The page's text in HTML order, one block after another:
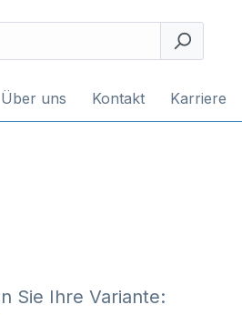
Über uns Kontakt Karriere
Sie Ihre Variante: